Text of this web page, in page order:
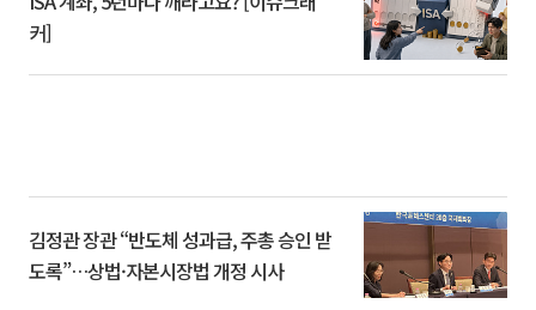
커]
김정관 장관 “반도체 성과급, 주총 승인 받
도록”…상법·자본시장법 개정 시사